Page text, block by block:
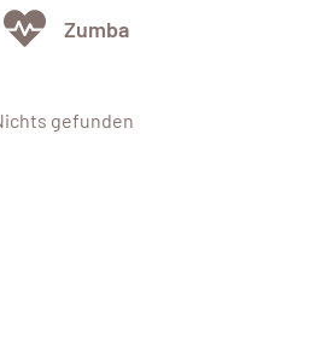
Zumba
gefunden